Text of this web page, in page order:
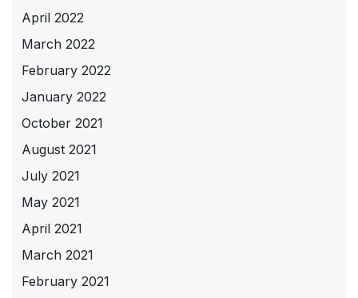
April 2022
March 2022
February 2022
January 2022
October 2021
August 2021
July 2021
May 2021
April 2021
March 2021
February 2021